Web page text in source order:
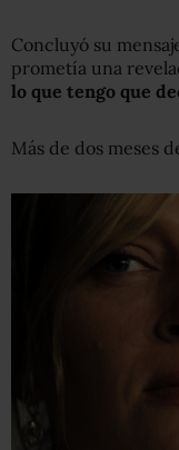
Concluyó su
prometía una
lo que tengo que
Más de dos meses